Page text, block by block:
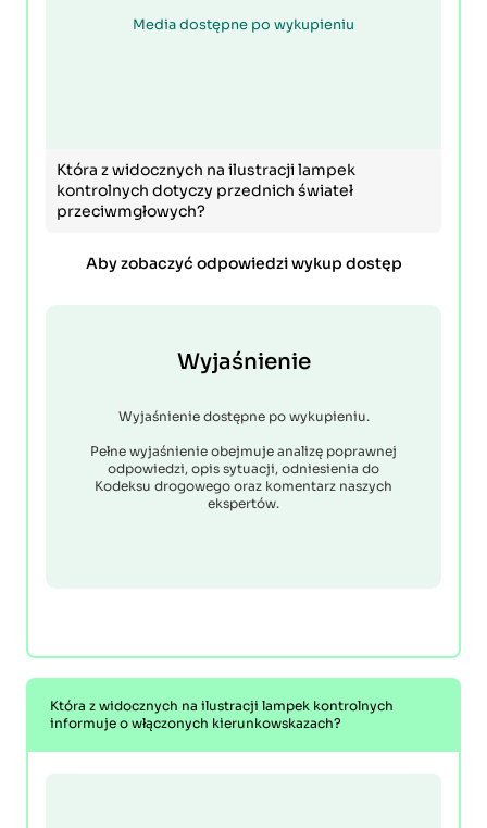
Media dostępne po wykupieniu
Która z widocznych na ilustracji lampek
kontrolnych dotyczy przednich świateł
przeciwmgłowych?
Aby zobaczyć odpowiedzi wykup dostęp
Wyjaśnienie
Wyjaśnienie dostępne po wykupieniu.
Pełne wyjaśnienie obejmuje analizę poprawnej
odpowiedzi, opis sytuacji, odniesienia do
Kodeksu drogowego oraz komentarz naszych
ekspertów.
Która z widocznych na ilustracji lampek kontrolnych
informuje o włączonych kierunkowskazach?